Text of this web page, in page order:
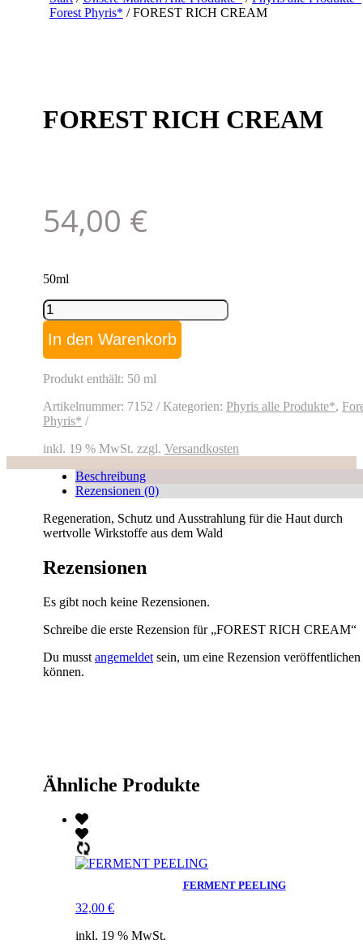
Forest Phyris* / FOREST RICH CREAM
FOREST RICH CREAM
54,00 €
50ml
FOREST
RICH
CREAM
Menge
In den Warenkorb
Produkt enthält: 50 ml
Artikelnummer: 7152 Kategorien: Phyris alle Produkte*,
Phyris*
inkl. 19 % MwSt. zzgl. Versandkosten
Beschreibung
Rezensionen (0)
Regeneration, Schutz und Ausstrahlung für die Haut durch
wertvolle Wirkstoffe aus dem Wald
Rezensionen
Es gibt noch keine Rezensionen.
Schreibe die erste Rezension für „FOREST RICH CREAM“
Du musst angemeldet sein, um eine Rezension veröffentlichen
können.
Ähnliche Produkte
FERMENT PEELING
32,00 €
inkl. 19 % MwSt.